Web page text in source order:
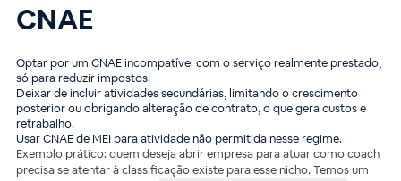
CNAE
Optar por um CNAE incompatível com o serviço realmente prestado,
só para reduzir impostos.
Deixar de incluir atividades secundárias, limitando o crescimento
posterior ou obrigando alteração de contrato, o que gera custos e
retrabalho.
Usar CNAE de MEI para atividade não permitida nesse regime.
Exemplo prático: quem deseja abrir empresa para atuar como coach
precisa se atentar à classificação existe para esse nicho. Temos um